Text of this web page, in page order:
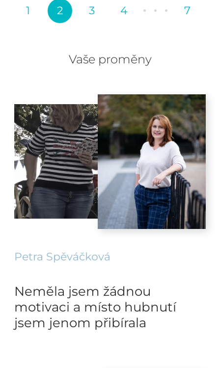
1 2 3 4 7
Vaše proměny
Petra Spěváčková
Neměla jsem žádnou
motivaci a místo hubnutí
jsem jenom přibírala